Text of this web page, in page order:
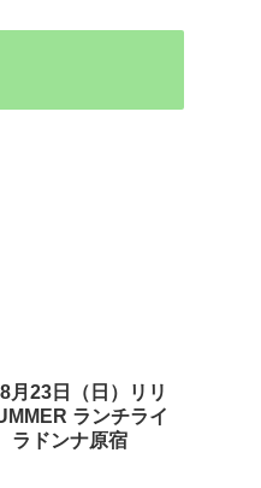
月23日（日）リリ
ランチライ
ドンナ原宿